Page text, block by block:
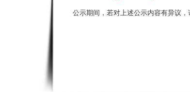
公示期间，若对上述公示内容有异议